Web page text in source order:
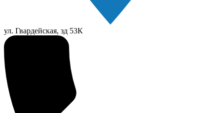
ул. Гвардейская, зд 53К